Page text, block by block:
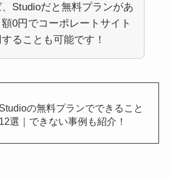
Studioだと無料プランがあ
額0円でコーポレートサイト
ることも可能です！
Studioの無料プランでできること
12選｜できない事例も紹介！